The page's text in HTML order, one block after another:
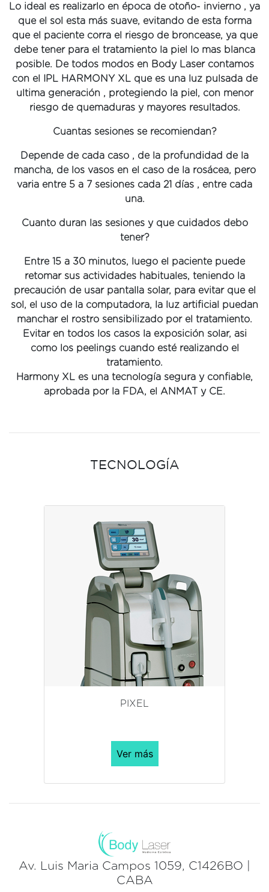
Lo ideal es realizarlo en época de otoño- invierno , ya
que el sol esta más suave, evitando de esta forma
que el paciente corra el riesgo de broncease, ya que
debe tener para el tratamiento la piel lo mas blanca
posible. De todos modos en Body Laser contamos
con el IPL HARMONY XL que es una luz pulsada de
ultima generación , protegiendo la piel, con menor
riesgo de quemaduras y mayores resultados.
Cuantas sesiones se recomiendan?
Depende de cada caso , de la profundidad de la
mancha, de los vasos en el caso de la rosácea, pero
varia entre 5 a 7 sesiones cada 21 días , entre cada
una.
Cuanto duran las sesiones y que cuidados debo
tener?
Entre 15 a 30 minutos, luego el paciente puede
retomar sus actividades habituales, teniendo la
precaución de usar pantalla solar, para evitar que el
sol, el uso de la computadora, la luz artificial puedan
manchar el rostro sensibilizado por el tratamiento.
Evitar en todos los casos la exposición solar, asi
como los peelings cuando esté realizando el
tratamiento.
Harmony XL es una tecnología segura y confiable,
aprobada por la FDA, el ANMAT y CE.
TECNOLOGÍA
PIXEL
Ver más
Av. Luis Maria Campos 1059, C1426BO |
CABA